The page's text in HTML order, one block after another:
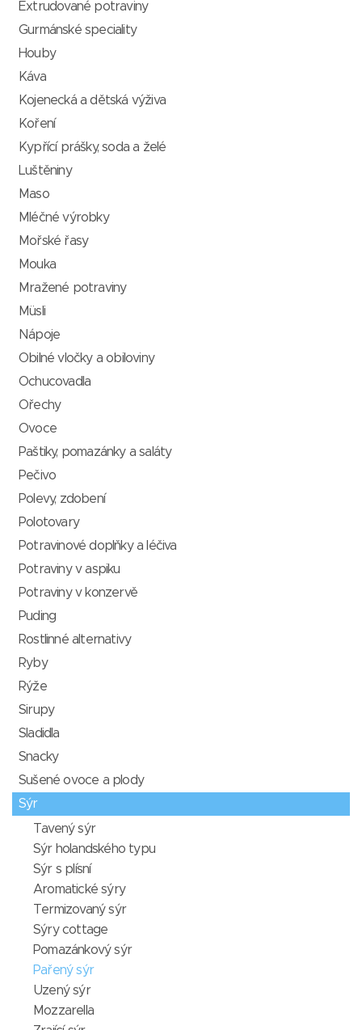
Extrudované potraviny
Gurmánské speciality
Houby
Káva
Kojenecká a dětská výživa
Koření
Kypřící prášky, soda a želé
Luštěniny
Maso
Mléčné výrobky
Mořské řasy
Mouka
Mražené potraviny
Müsli
Nápoje
Obilné vločky a obiloviny
Ochucovadla
Ořechy
Ovoce
Paštiky, pomazánky a saláty
Pečivo
Polevy, zdobení
Polotovary
Potravinové doplňky a léčiva
Potraviny v aspiku
Potraviny v konzervě
Puding
Rostlinné alternativy
Ryby
Rýže
Sirupy
Sladidla
Snacky
Sušené ovoce a plody
Sýr
Tavený sýr
Sýr holandského typu
Sýr s plísní
Aromatické sýry
Termizovaný sýr
Sýry cottage
Pomazánkový sýr
Pařený sýr
Uzený sýr
Mozzarella